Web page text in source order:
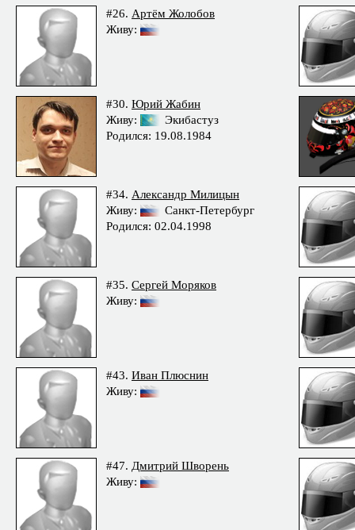
#26. Артём Жолобов
Живу:
#30. Юрий Жабин
Живу:
Экибастуз
Родился: 19.08.1984
#34. Александр Милицын
Живу:
Санкт-Петербург
Родился: 02.04.1998
#35. Сергей Моряков
Живу:
#43. Иван Плюснин
Живу:
#47. Дмитрий Шворень
Живу: